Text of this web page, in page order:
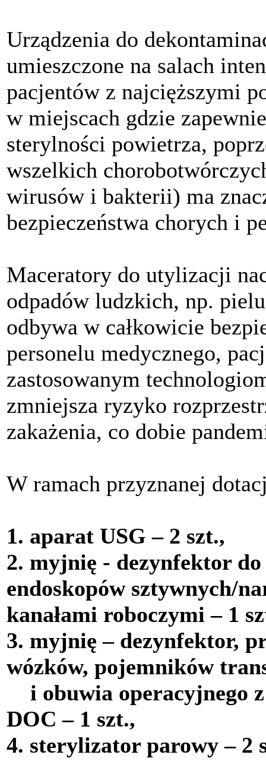
Urządzenia do
umieszczone na salach
pacjentów z najcięższymi
w miejscach gdzie
sterylności powietrza,
wszelkich
wirusów i bakterii) ma
bezpieczeństwa chorych i
Maceratory do utylizacji
odpadów ludzkich, np.
odbywa w całkowicie
personelu medycznego,
zastosowanym
zmniejsza ryzyko
zakażenia, co dobie
W ramach przyznanej
1. aparat USG – 2 szt.,
2. myjnię - dezynfektor
endoskopów
kanałami roboczymi – 1
3. myjnię – dezynfektor,
wózków, pojemników
i obuwia operacyjnego z
DOC – 1 szt.,
4. sterylizator parowy – 2